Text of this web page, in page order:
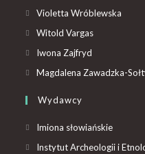
Violetta Wróblewska
Witold Vargas
Iwona Zajfryd
Magdalena Zawadzka-
Wydawcy
Imiona słowiańskie
Instytut Archeologii i